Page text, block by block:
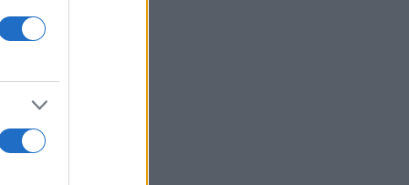
δύσκολοι άνθρωποι»
την απέλαση Ρωσίδας